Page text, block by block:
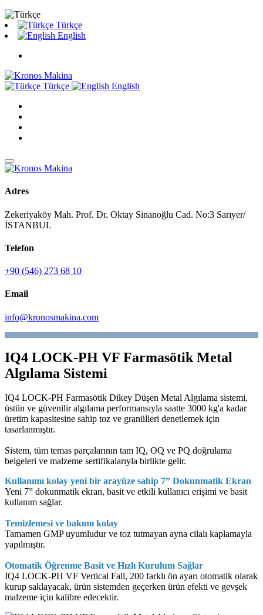
Türkçe
English
Türkçe English
Adres
Zekeriyaköy Mah. Prof. Dr. Oktay Sinanoğlu Cad. No:3 Sarıyer/
İSTANBUL
Telefon
+90 (546) 273 68 10
Email
info@kronosmakina.com
IQ4 LOCK-PH VF Farmasötik Metal
Algılama Sistemi
IQ4 LOCK-PH Farmasötik Dikey Düşen Metal Algılama sistemi,
üstün ve güvenilir algılama performansıyla saatte 3000 kg'a kadar
üretim kapasitesine sahip toz ve granülleri denetlemek için
tasarlanmıştır.
Sistem, tüm temas parçalarının tam IQ, OQ ve PQ doğrulama
belgeleri ve malzeme sertifikalarıyla birlikte gelir.
Kullanımı kolay yeni bir arayüze sahip 7” Dokunmatik Ekran
Yeni 7” dokunmatik ekran, basit ve etkili kullanıcı erişimi ve basit
kullanım sağlar.
Temizlemesi ve bakımı kolay
Tamamen GMP uyumludur ve toz tutmayan ayna cilalı kaplamayla
yapılmıştır.
Otomatik Öğrenme Basit ve Hızlı Kurulum Sağlar​​​​​​​
IQ4 LOCK-PH VF Vertical Fall, 200 farklı ön ayarı otomatik olarak
kurup saklayacak, ürün sistemden geçerken ürün efekti ve gevşek
malzeme için kalibre edecektir.